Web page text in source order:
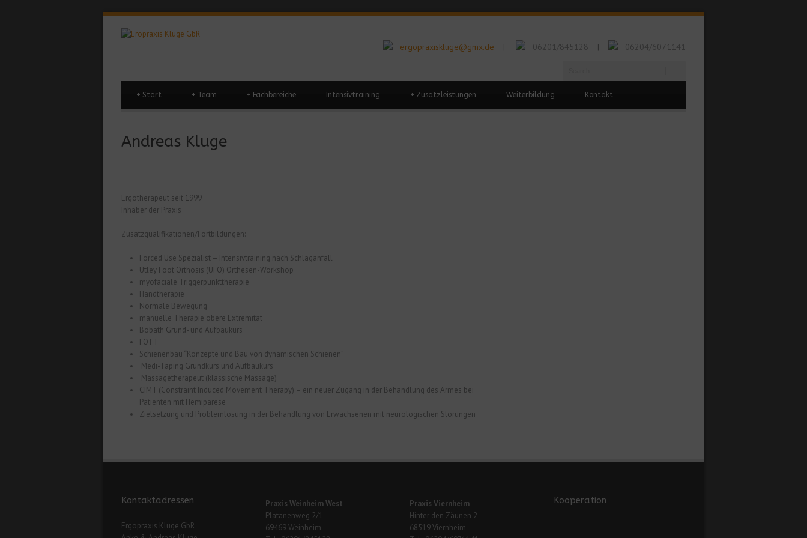
ergopraxiskluge@gmx.de | 06201/845128 | 06204/6071141
Start
+ Team
+ Fachbereiche
+ Intensivtraining Zusatzleistungen
+ Weiterbildung Kontakt
Andreas Kluge
Ergotherapeut seit 1999
Inhaber der Praxis
Zusatzqualifikationen/Fortbildungen:
Forced Use Spezialist – Intensivtraining nach Schlaganfall
Utley Foot Orthosis (UFO) Orthesen-Workshop
myofaciale Triggerpunkttherapie
Handtherapie
Normale Bewegung
manuelle Therapie obere Extremität
Bobath Grund- und Aufbaukurs
FOTT
Schienenbau “Konzepte und Bau von dynamischen Schienen”
Medi-Taping Grundkurs und Aufbaukurs
Massagetherapeut (klassische Massage)
CIMT (Constraint Induced Movement Therapy) – ein neuer Zugang in der Behandlung des Armes bei
Patienten mit Hemiparese
Zielsetzung und Problemlösung in der Behandlung von Erwachsenen mit neurologischen Störungen
Kontaktadressen
Ergopraxis Kluge GbR
Praxis Weinheim West
Platanenweg 2/1
69469 Weinheim
Praxis Viernheim
Hinter den Zäunen 2
68519 Viernheim
Kooperation